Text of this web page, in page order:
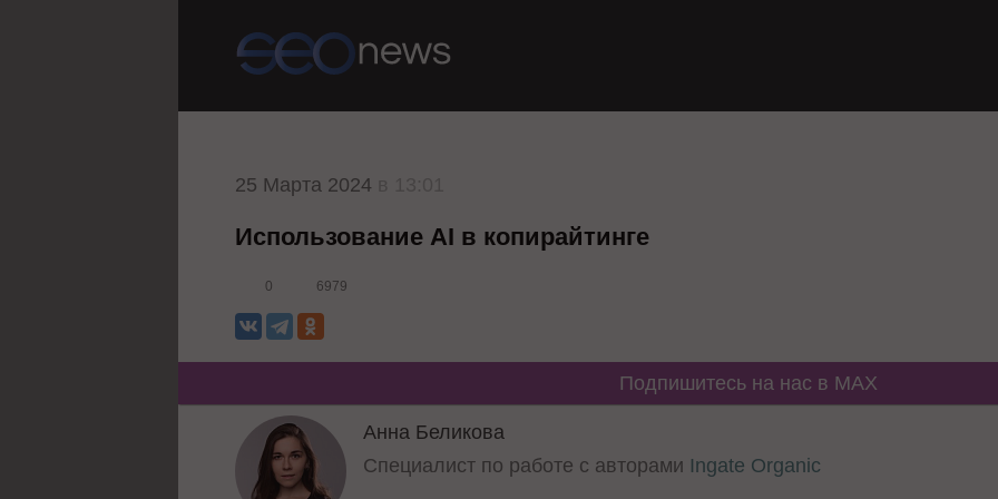
25 Марта 2024
Использование AI в копирайтинге
0 6979
Подпишитесь на нас в MAX
Анна Беликова
Специалист по работе с авторами Ingate Organic